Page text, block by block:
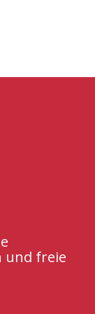
und freie